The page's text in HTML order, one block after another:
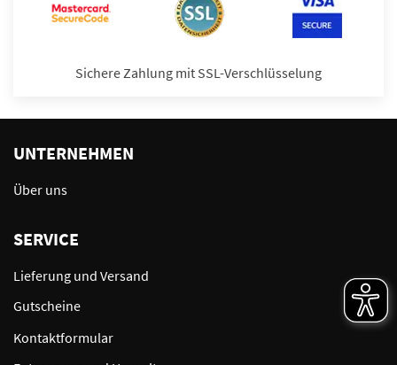
Sichere Zahlung mit SSL-Verschlüsselung
UNTERNEHMEN
Über uns
SERVICE
Lieferung und Versand
Gutscheine
Kontaktformular